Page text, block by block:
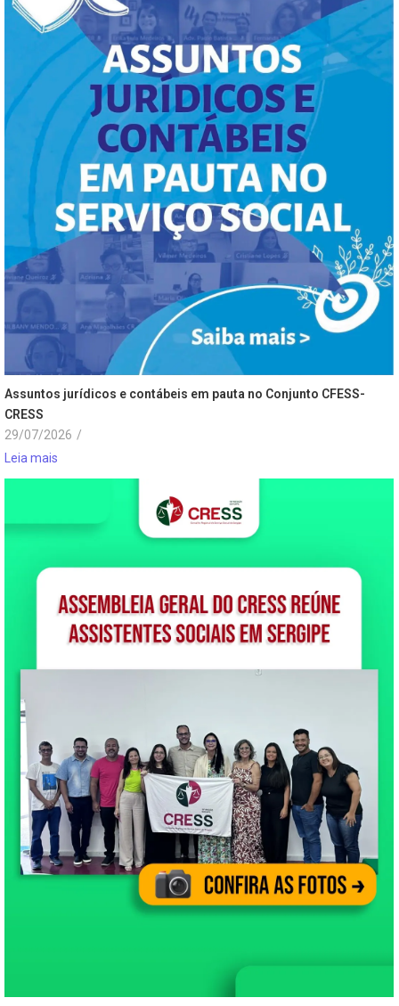
Assuntos jurídicos e contábeis em pauta no Conjunto CFESS-
CRESS
29/07/2026 /
Leia mais